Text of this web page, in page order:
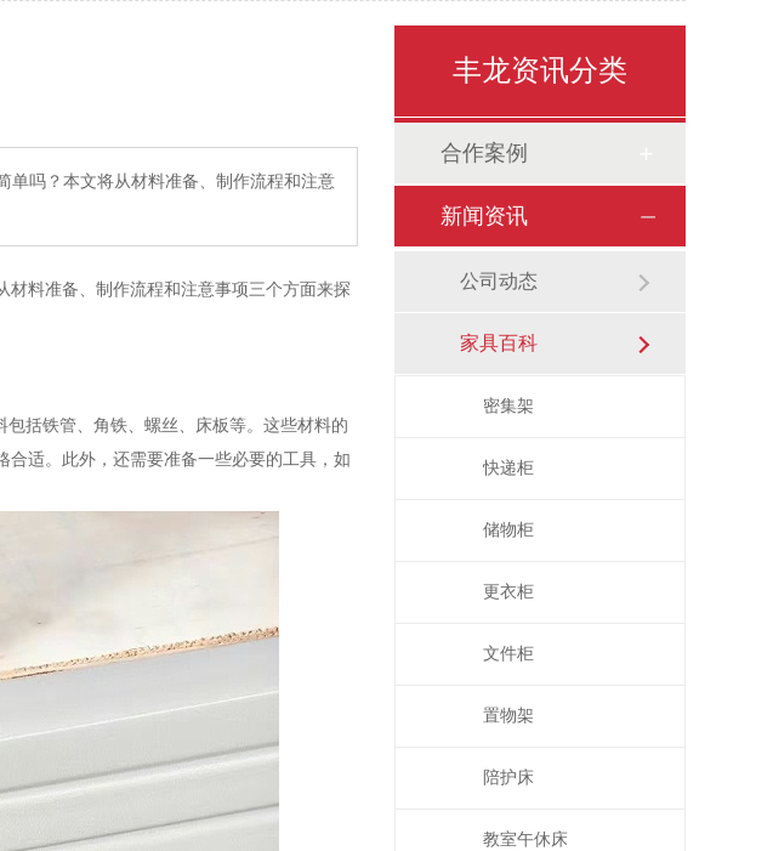
吗？本文将从材料准备、制作流程和注意
料准备、制作流程和注意事项三个方面来探
括铁管、角铁、螺丝、床板等。这些材料的
适。此外，还需要准备一些必要的工具，如
丰龙资讯分类
合作案例
新闻资讯
公司动态
家具百科
密集架
快递柜
储物柜
更衣柜
文件柜
置物架
陪护床
教室午休床